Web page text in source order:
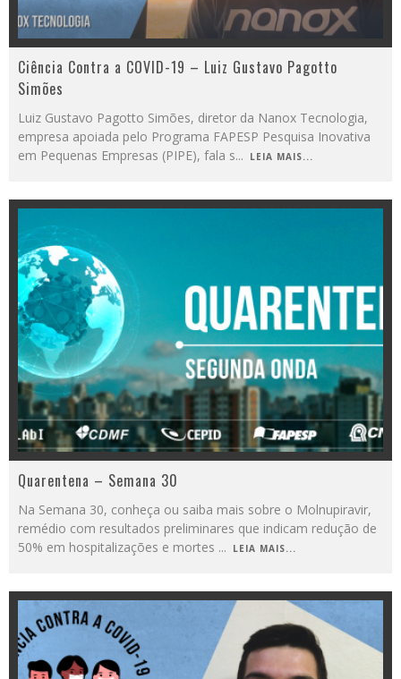
Ciência Contra a COVID-19 – Luiz Gustavo Pagotto
Simões
Luiz Gustavo Pagotto Simões, diretor da Nanox Tecnologia,
empresa apoiada pelo Programa FAPESP Pesquisa Inovativa
em Pequenas Empresas (PIPE), fala s... LEIA MAIS...
Quarentena – Semana 30
Na Semana 30, conheça ou saiba mais sobre o Molnupiravir,
remédio com resultados preliminares que indicam redução de
50% em hospitalizações e mortes ... LEIA MAIS...